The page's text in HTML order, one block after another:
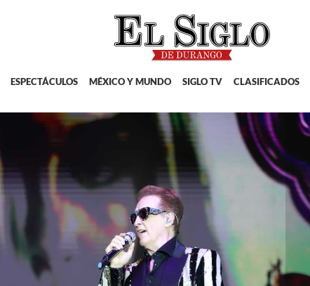
ESPECTÁCULOS MÉXICO Y MUNDO SIGLO TV CLASIFICADOS